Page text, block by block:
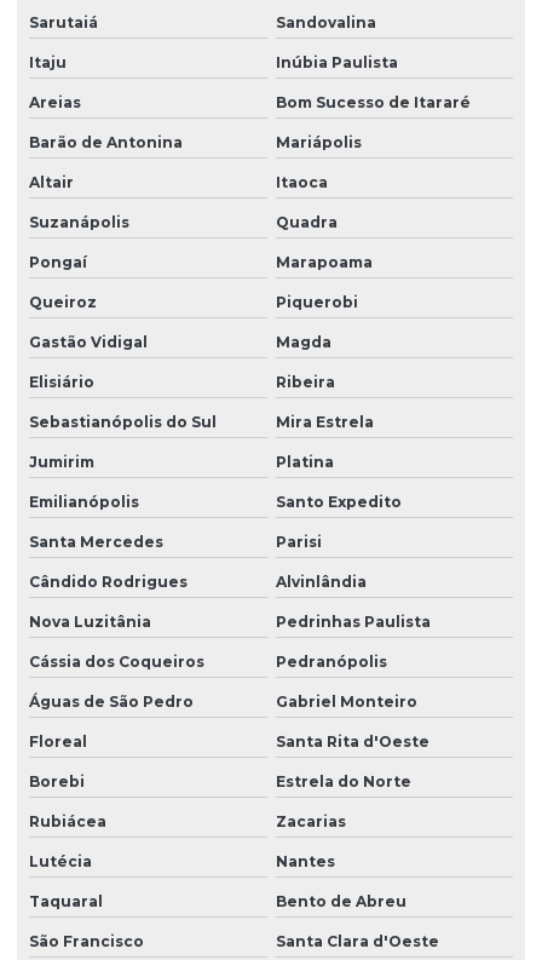
Sarutaiá Sandovalina
Itaju Inúbia Paulista
Areias Bom Sucesso de Itararé
Barão de Antonina Mariápolis
Altair Itaoca
Suzanápolis Quadra
Pongaí Marapoama
Queiroz Piquerobi
Gastão Vidigal Magda
Elisiário Ribeira
Sebastianópolis do Sul Mira Estrela
Jumirim Platina
Emilianópolis Santo Expedito
Santa Mercedes Parisi
Cândido Rodrigues Alvinlândia
Nova Luzitânia Pedrinhas Paulista
Cássia dos Coqueiros Pedranópolis
Águas de São Pedro Gabriel Monteiro
Floreal Santa Rita d'Oeste
Borebi Estrela do Norte
Rubiácea Zacarias
Lutécia Nantes
Taquaral Bento de Abreu
São Francisco Santa Clara d'Oeste